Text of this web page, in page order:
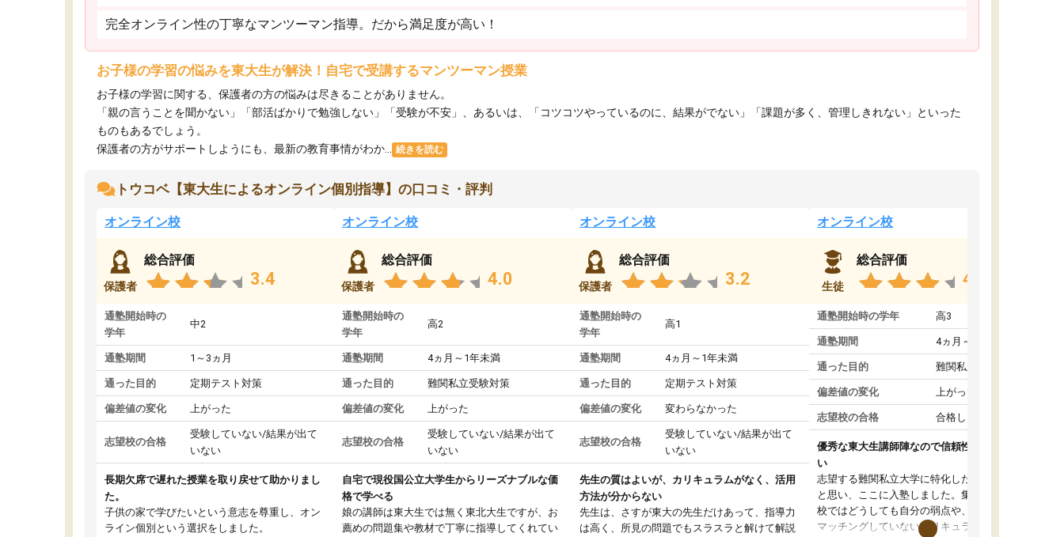
完全オンライン性の丁寧なマンツーマン指導。だから満足度が高い！
お子様の学習の悩みを東大生が解決！自宅で受講するマンツーマン授業
お子様の学習に関する、保護者の方の悩みは尽きることがありません。
「親の言うことを聞かない」「部活ばかりで勉強しない」「受験が不安」、あるいは、「コツコツやっているのに、結果がでない」「課題が多く、管理しきれない」といった
ものもあるでしょう。
保護者の方がサポートしようにも、最新の教育事情がわか...
続きを読む
トウコベ【東大生によるオンライン個別指導】の口コミ・評判
オンライン校
保護者
総合評価
3.4
通塾開始時の
学年
中2
通塾期間 1～3ヵ月
通った目的 定期テスト対策
偏差値の変化 上がった
志望校の合格
受験していない/結果が出て
いない
長期欠席で遅れた授業を取り戻せて助かりまし
た。
子供の家で学びたいという意志を尊重し、オン
ライン個別という選択をしました。
オンライン校
保護者
総合評価
4.0
通塾開始時の
学年
高2
通塾期間 4ヵ月～1年未満
通った目的 難関私立受験対策
偏差値の変化 上がった
志望校の合格
受験していない/結果が出て
いない
自宅で現役国公立大学生からリーズナブルな価
格で学べる
娘の講師は東大生では無く東北大生ですが、お
薦めの問題集や教材で丁寧に指導してくれてい
オンライン校
保護者
総合評価
3.2
通塾開始時の
学年
高1
通塾期間 4ヵ月～1年未満
通った目的 定期テスト対策
偏差値の変化 変わらなかった
志望校の合格
受験していない/結果が出て
いない
先生の質はよいが、カリキュラムがなく、活用
方法が分からない
先生は、さすが東大の先生だけあって、指導力
は高く、所見の問題でもスラスラと解けて解説
オンライン校
生徒
総合評価
4.4
通塾開始時の学年 高3
通塾期間 4ヵ月～1年未満
通った目的 難関私立受験対策
偏差値の変化 上がった
志望校の合格 合格した
優秀な東大生講師陣なので信頼性や安心感が高
い
志望する難関私立大学に特化した準備をしたい
と思い、ここに入塾しました。集団指導の予備
校ではどうしても自分の弱点や、志望校対策に
マッチングしていないカリキュラムに不安を感